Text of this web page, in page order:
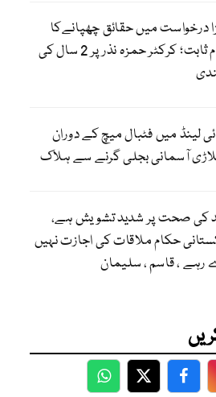
درخواست میں حقائق چھپانےکا
الزام ثابت؛ کرکٹر حمزہ نذر پر 2 سال کی
لینڈ میں فٹبال میچ کے دوران
آسمانی بجلی گرنے سے ہلاک
کی صحت پر شدید تشویش ہے،
حکام ملاقات کی اجازت نہیں
، قاسم ، سلیمان
WhatsApp
Twitter